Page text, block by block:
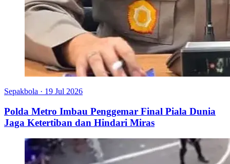
Sepakbola · 19 Jul 2026
Polda Metro Imbau Penggemar Final Piala Dunia
Jaga Ketertiban dan Hindari Miras